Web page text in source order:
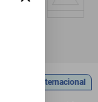
Compra internacional